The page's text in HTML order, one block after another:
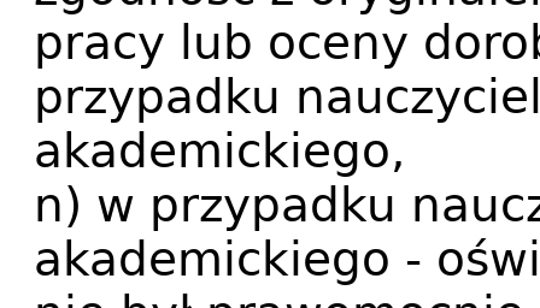
pracy lub oceny
przypadku
akademickiego,
n) w przypadku
akademickiego -